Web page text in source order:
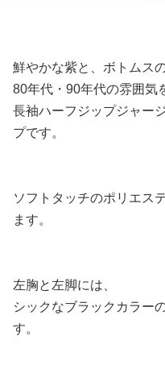
鮮やかな紫と、ボトムス
80年代・90年代の雰囲気
長袖ハーフジップジャー
プです。
ソフトタッチのポリエス
ます。
左胸と左脚には、
シックなブラックカラー
す。